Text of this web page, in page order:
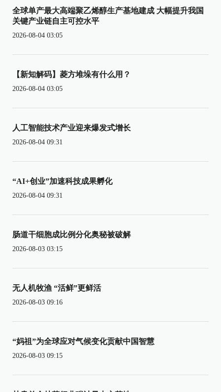
全球单产最大高端聚乙烯醇生产基地建成 大幅提升我国
关键产业链自主可控水平
2026-08-04 03:05
【新知解码】菱方堆垛有什么用？
2026-08-04 03:05
人工智能技术产业迎来爆发式增长
2026-08-04 09:31
“AI+创业”加速科技成果孵化
2026-08-04 09:31
肠道干细胞成比例分化奥秘被破解
2026-08-03 03:15
无人机牧渔 “活鲜”更鲜活
2026-08-03 09:16
“妈祖”为全球应对气候变化贡献中国智慧
2026-08-03 09:15